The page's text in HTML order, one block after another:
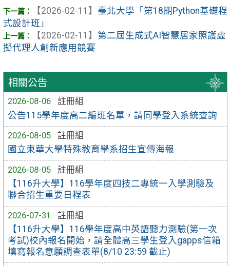
相關公告
2026-08-06
註冊組
公告115學年度高二編班名單，請同學登入系統查詢
2026-08-05
註冊組
國立東華大學特殊教育學系招生宣傳海報
2026-08-05
註冊組
【116升大學】116學年度四技二專統一入學測驗及
聯合招生重要日程表
2026-07-31
註冊組
【116升大學】116學年度高中英語聽力測驗(第一次
考試)校內報名開始，請全體高三學生登入gapps信箱
填寫報名意願調查表單(8/10 23:59 截止)
【2026-02-11】 臺北大學「第18期Python基礎程
式設計班」
【2026-02-11】 第二屆生成式AI智慧居家照護虛
擬代理人創新應用競賽